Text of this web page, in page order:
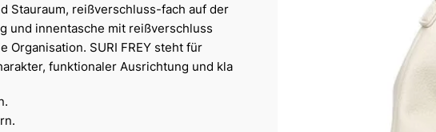
Stauraum, reißverschluss-fach auf der
und innentasche mit reißverschluss
SURI FREY steht für
funktionaler Ausrichtung und kla